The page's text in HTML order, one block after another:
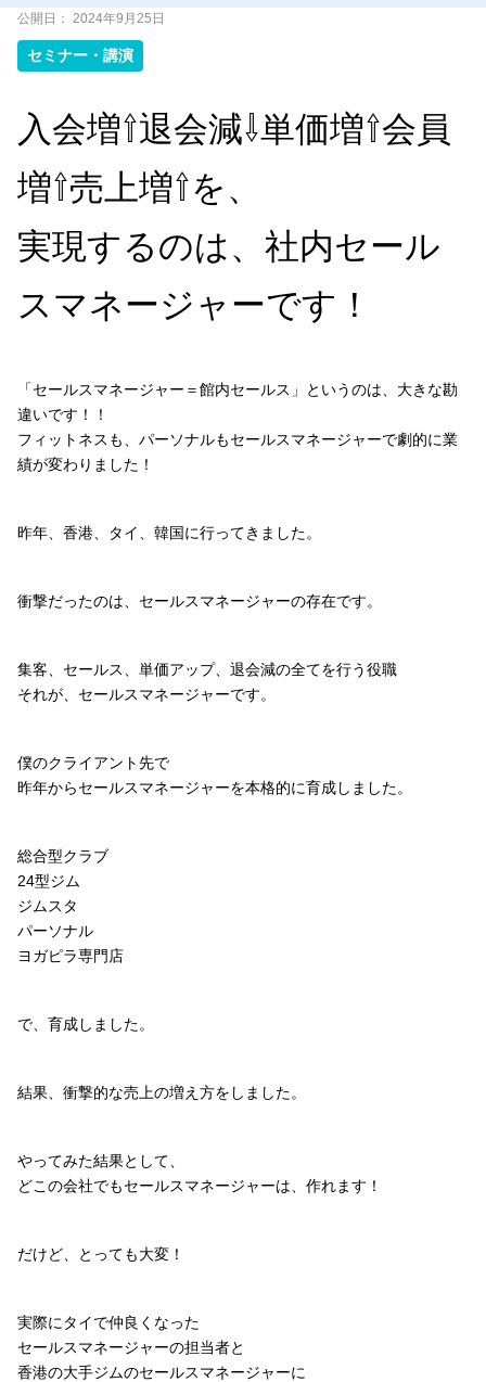
公開日： 2024年9月25日
セミナー・講演
入会増⇧退会減⇩単価増⇧会員
増⇧売上増⇧を、
実現するのは、社内セール
スマネージャーです！
「セールスマネージャー＝館内セールス」というのは、大きな勘
違いです！！
フィットネスも、パーソナルもセールスマネージャーで劇的に業
績が変わりました！
昨年、香港、タイ、韓国に行ってきました。
衝撃だったのは、セールスマネージャーの存在です。
集客、セールス、単価アップ、退会減の全てを行う役職
それが、セールスマネージャーです。
僕のクライアント先で
昨年からセールスマネージャーを本格的に育成しました。
総合型クラブ
24型ジム
ジムスタ
パーソナル
ヨガピラ専門店
で、育成しました。
結果、衝撃的な売上の増え方をしました。
やってみた結果として、
どこの会社でもセールスマネージャーは、作れます！
だけど、とっても大変！
実際にタイで仲良くなった
セールスマネージャーの担当者と
香港の大手ジムのセールスマネージャーに